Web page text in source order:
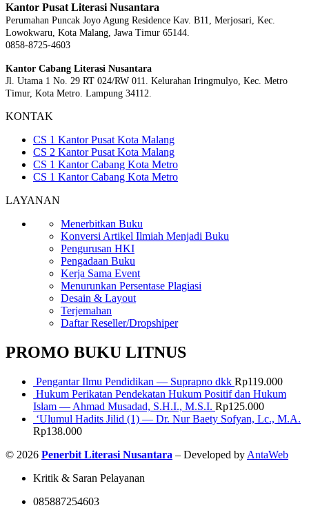
Kantor Pusat Literasi Nusantara
Perumahan Puncak Joyo Agung Residence Kav. B11, Merjosari, Kec.
Lowokwaru, Kota Malang, Jawa Timur 65144.
0858-8725-4603
Kantor Cabang Literasi Nusantara
Jl. Utama 1 No. 29 RT 024/RW 011. Kelurahan Iringmulyo, Kec. Metro
Timur, Kota Metro. Lampung 34112.
KONTAK
CS 1 Kantor Pusat Kota Malang
CS 2 Kantor Pusat Kota Malang
CS 1 Kantor Cabang Kota Metro
CS 1 Kantor Cabang Kota Metro
LAYANAN
Menerbitkan Buku
Konversi Artikel Ilmiah Menjadi Buku
Pengurusan HKI
Pengadaan Buku
Kerja Sama Event
Menurunkan Persentase Plagiasi
Desain & Layout
Terjemahan
Daftar Reseller/Dropshiper
PROMO BUKU LITNUS
Pengantar Ilmu Pendidikan — Suprapno dkk Rp119.000
Hukum Perikatan Pendekatan Hukum Positif dan Hukum
Islam — Ahmad Musadad, S.H.I., M.S.I. Rp125.000
‘Ulumul Hadits Jilid (1) — Dr. Nur Baety Sofyan, Lc., M.A.
Rp138.000
© 2026 Penerbit Literasi Nusantara – Developed by AntaWeb
Kritik & Saran Pelayanan
085887254603